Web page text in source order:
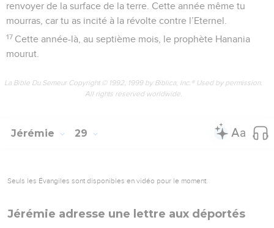
renvoyer de la surface de la terre. Cette année même tu
mourras, car tu as incité à la révolte contre l’Eternel.
17 Cette année-là, au septième mois, le prophète Hanania
mourut.
La Bible Du Semeur Copyright © 1992, 1999 by Biblica, Inc.® Used by permission.
All rights reserved worldwide.
Jérémie 29
Seuls les Évangiles sont disponibles en vidéo pour le moment.
Jérémie adresse une lettre aux déportés